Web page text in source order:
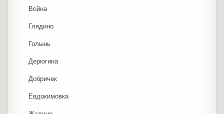
Война
Глядино
Голынь
Дерюгина
Добричек
Евдокимовка